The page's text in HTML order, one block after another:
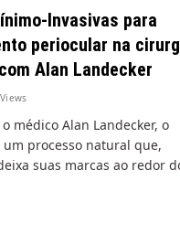
Invasivas para
periocular na
Alan Landecker
Views
médico Alan Landecker, o
processo natural que,
suas marcas ao redor